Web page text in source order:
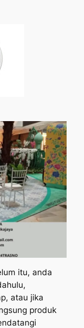
itu, anda
atau jika
produk